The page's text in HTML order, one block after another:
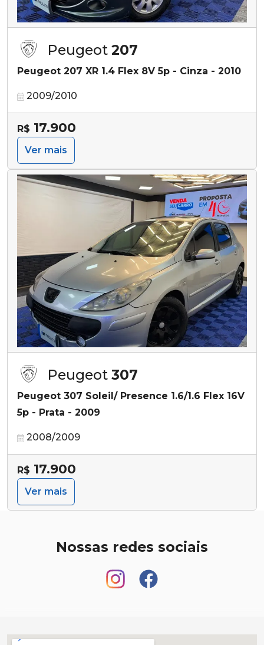
Peugeot 207
Peugeot 207 XR 1.4 Flex 8V 5p - Cinza - 2010
2009/2010
R$ 17.900
Ver mais
Peugeot 307
Peugeot 307 Soleil/ Presence 1.6/1.6 Flex 16V
5p - Prata - 2009
2008/2009
R$ 17.900
Ver mais
Nossas redes sociais